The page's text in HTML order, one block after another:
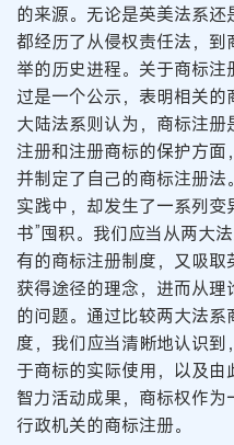
的来源。无论是英美法系
都经历了从侵权责任法，
举的历史进程。关于商标
过是一个公示，表明相关
大陆法系则认为，商标注
注册和注册商标的保护方面
并制定了自己的商标注册
实践中，却发生了一系列变
书”囤积。我们应当从两大
有的商标注册制度，又吸
获得途径的理念，进而从
的问题。通过比较两大法
度，我们应当清晰地认识
于商标的实际使用，以及
智力活动成果，商标权作
行政机关的商标注册。